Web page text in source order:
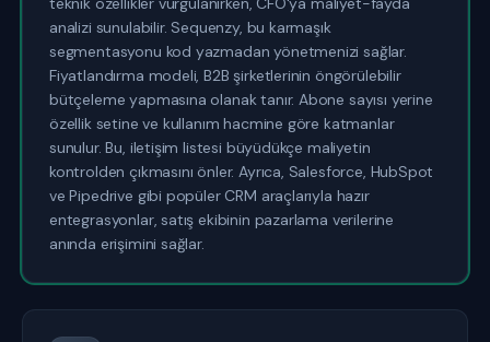
analizi sunulabilir. Sequenzy, bu karmaşık
segmentasyonu kod yazmadan yönetmenizi sağlar.
Fiyatlandırma modeli, B2B şirketlerinin öngörülebilir
bütçeleme yapmasına olanak tanır. Abone sayısı yerine
özellik setine ve kullanım hacmine göre katmanlar
sunulur. Bu, iletişim listesi büyüdükçe maliyetin
kontrolden çıkmasını önler. Ayrıca, Salesforce, HubSpot
ve Pipedrive gibi popüler CRM araçlarıyla hazır
entegrasyonlar, satış ekibinin pazarlama verilerine
anında erişimini sağlar.